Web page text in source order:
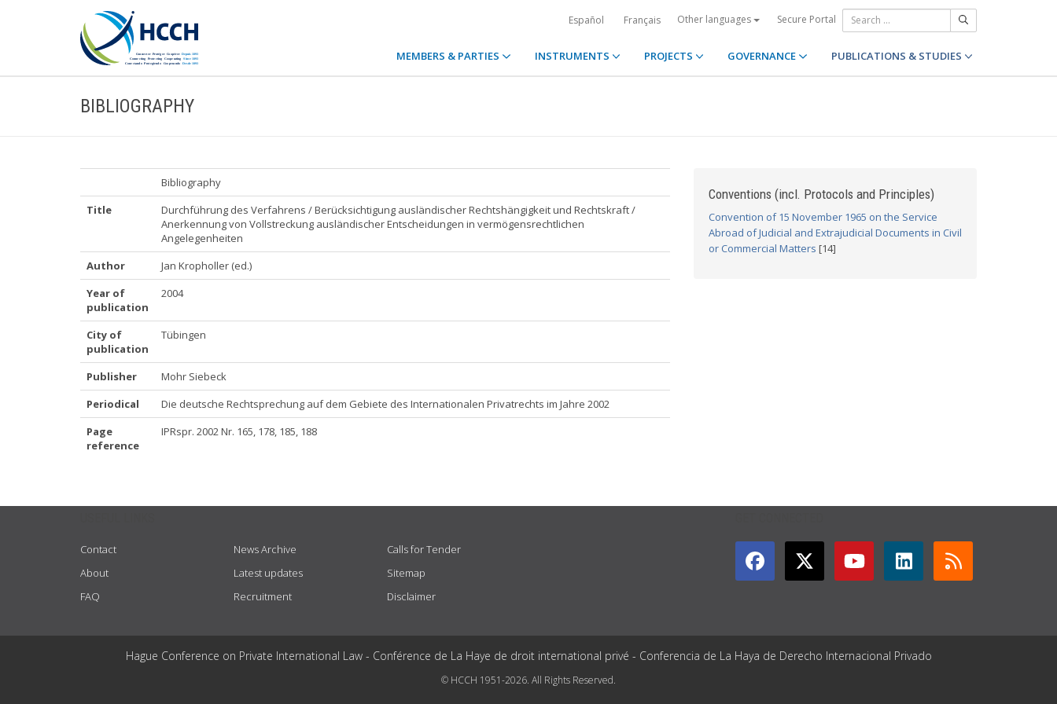
Español Français Other languages Secure Portal
MEMBERS & PARTIES INSTRUMENTS PROJECTS GOVERNANCE PUBLICATIONS & STUDIES
BIBLIOGRAPHY
Bibliography
Title
Durchführung des Verfahrens / Berücksichtigung ausländischer Rechtshängigkeit und Rechtskraft /
Anerkennung von Vollstreckung ausländischer Entscheidungen in vermögensrechtlichen
Angelegenheiten
Author
Jan Kropholler (ed.)
Year of
publication
2004
City of
publication
Tübingen
Publisher
Mohr Siebeck
Periodical
Die deutsche Rechtsprechung auf dem Gebiete des Internationalen Privatrechts im Jahre 2002
Page
reference
IPRspr. 2002 Nr. 165, 178, 185, 188
Conventions (incl. Protocols and Principles)
Convention of 15 November 1965 on the Service
Abroad of Judicial and Extrajudicial Documents in Civil
or Commercial Matters [14]
Contact
About
FAQ
News Archive
Latest updates
Recruitment
Calls for Tender
Sitemap
Disclaimer
Hague Conference on Private International Law - Conférence de La Haye de droit international privé - Conferencia de La Haya de Derecho Internacional Privado
© HCCH 1951-2026. All Rights Reserved.